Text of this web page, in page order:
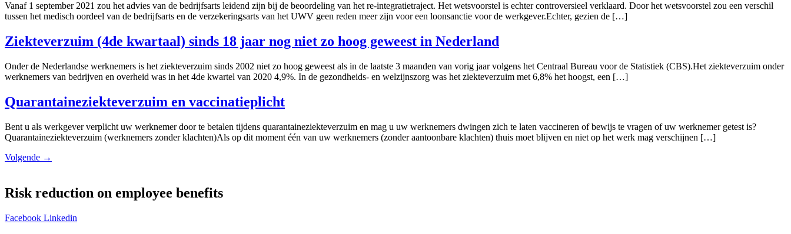
Vanaf 1 september 2021 zou het advies van de bedrijfsarts leidend zijn bij de beoordeling van het re-integratietraject. Het wetsvoorstel is echter controversieel verklaard. Door het wetsvoorstel zou een verschil
tussen het medisch oordeel van de bedrijfsarts en de verzekeringsarts van het UWV geen reden meer zijn voor een loonsanctie voor de werkgever.Echter, gezien de […]
Ziekteverzuim (4de kwartaal) sinds 18 jaar nog niet zo hoog geweest in Nederland
Onder de Nederlandse werknemers is het ziekteverzuim sinds 2002 niet zo hoog geweest als in de laatste 3 maanden van vorig jaar volgens het Centraal Bureau voor de Statistiek (CBS).Het ziekteverzuim onder
werknemers van bedrijven en overheid was in het 4de kwartel van 2020 4,9%. In de gezondheids- en welzijnszorg was het ziekteverzuim met 6,8% het hoogst, een […]
Quarantaineziekteverzuim en vaccinatieplicht
Bent u als werkgever verplicht uw werknemer door te betalen tijdens quarantaineziekteverzuim en mag u uw werknemers dwingen zich te laten vaccineren of bewijs te vragen of uw werknemer getest is?
Quarantaineziekteverzuim (werknemers zonder klachten)Als op dit moment één van uw werknemers (zonder aantoonbare klachten) thuis moet blijven en niet op het werk mag verschijnen […]
Volgende →
Risk reduction on employee benefits
Facebook Linkedin